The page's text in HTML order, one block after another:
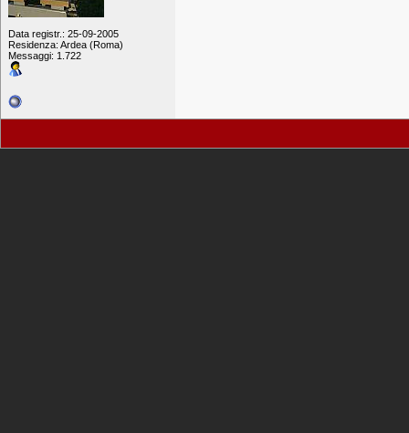
Data registr.: 25-09-2005
Residenza: Ardea (Roma)
Messaggi: 1.722